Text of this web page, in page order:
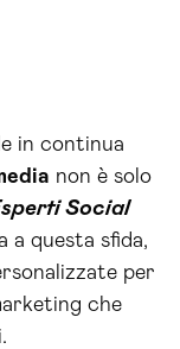
in continua
non è solo
Social
a questa sfida,
per
che